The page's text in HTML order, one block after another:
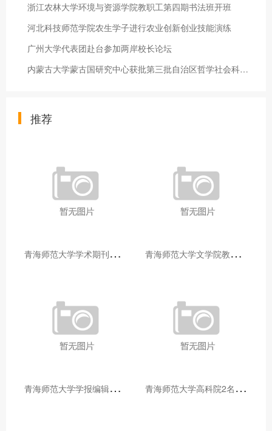
浙江农林大学环境与资源学院教职工第四期书法班开班
河北科技师范学院农生学子进行农业创新创业技能演练
广州大学代表团赴台参加两岸校长论坛
内蒙古大学蒙古国研究中心获批第三批自治区哲学社会科学重点研究
推荐
青
海师范大学学术期刊两个专栏入选2025年青海省期刊重点专栏 青
海师范大学文学院教师赴山东省相关高校和学术机构交流学习
青
海师范大学学报编辑部赴大通县城关镇上毛佰胜村开展帮扶慰问活动 青
海师范大学高科院2名专家当选中国科学院院士